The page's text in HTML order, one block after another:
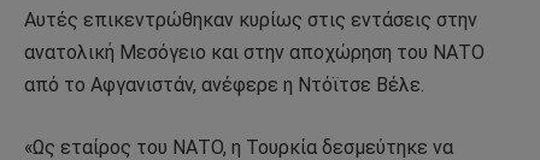
Αυτές επικεντρώθηκαν κυρίως στις εντάσεις στην
ανατολική Μεσόγειο και στην αποχώρηση του ΝΑΤΟ
από το Αφγανιστάν, ανέφερε η Ντόϊτσε Βέλε.
«Ως εταίρος του ΝΑΤΟ, η Τουρκία δεσμεύτηκε να